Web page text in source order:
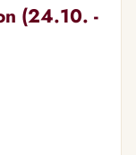
(24.10. -